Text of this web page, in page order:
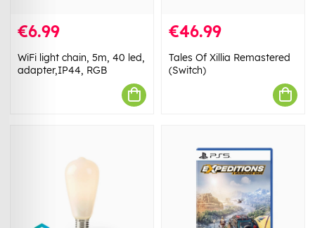
€6.99
WiFi light chain, 5m, 40 led,
adapter,IP44, RGB
€46.99
Tales Of Xillia Remastered
(Switch)